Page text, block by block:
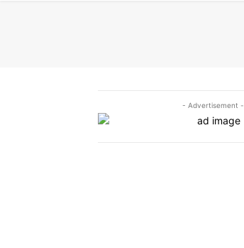
- Advertisement -